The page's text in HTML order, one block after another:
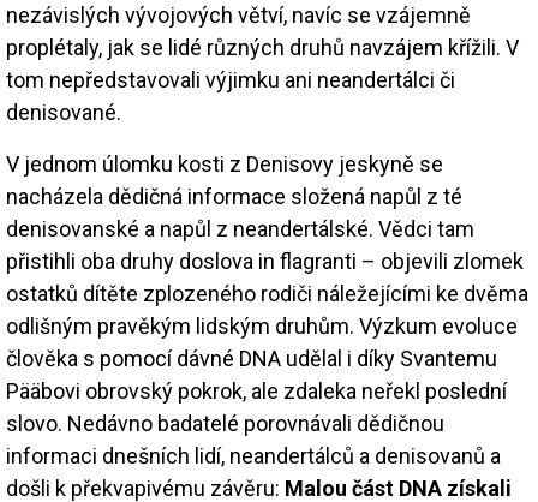
nezávislých vývojových větví, navíc se vzájemně
proplétaly, jak se lidé různých druhů navzájem křížili. V
tom nepředstavovali výjimku ani neandertálci či
denisované.
V jednom úlomku kosti z Denisovy jeskyně se
nacházela dědičná informace složená napůl z té
denisovanské a napůl z neandertálské. Vědci tam
přistihli oba druhy doslova in flagranti – objevili zlomek
ostatků dítěte zplozeného rodiči náležejícími ke dvěma
odlišným pravěkým lidským druhům. Výzkum evoluce
člověka s pomocí dávné DNA udělal i díky Svantemu
Pääbovi obrovský pokrok, ale zdaleka neřekl poslední
slovo. Nedávno badatelé porovnávali dědičnou
informaci dnešních lidí, neandertálců a denisovanů a
došli k překvapivému závěru: Malou část DNA získali